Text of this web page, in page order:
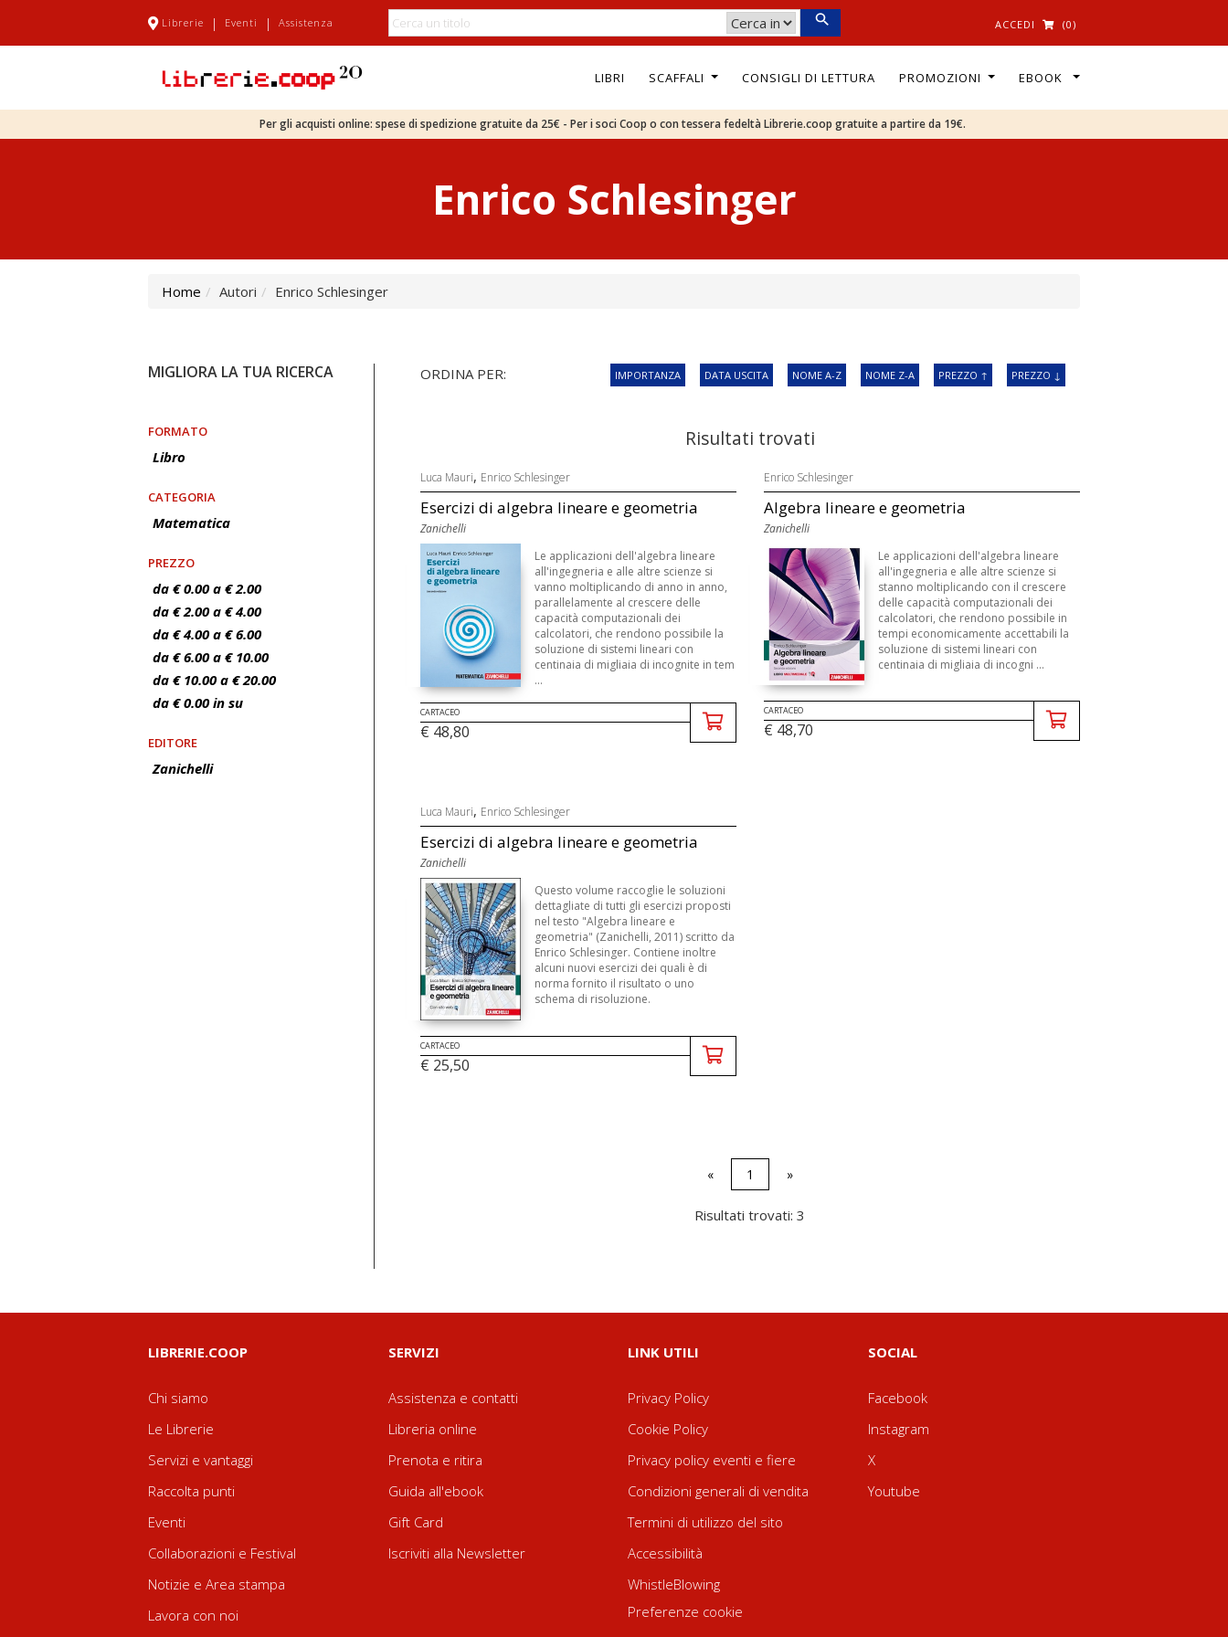
Librerie | Eventi | Assistenza ACCEDI (0)
LIBRI SCAFFALI CONSIGLI DI LETTURA PROMOZIONI EBOOK
Per gli acquisti online: spese di spedizione gratuite da 25€ - Per i soci Coop o con tessera fedeltà Librerie.coop gratuite a partire da 19€.
Enrico Schlesinger
Home Autori Enrico Schlesinger
MIGLIORA LA TUA RICERCA
FORMATO
Libro
CATEGORIA
Matematica
PREZZO
da € 0.00 a € 2.00
da € 2.00 a € 4.00
da € 4.00 a € 6.00
da € 6.00 a € 10.00
da € 10.00 a € 20.00
da € 0.00 in su
EDITORE
Zanichelli
ORDINA PER: IMPORTANZA DATA USCITA NOME A-Z NOME Z-A PREZZO ↑ PREZZO ↓
Risultati trovati
Luca Mauri, Enrico Schlesinger
Esercizi di algebra lineare e geometria
Zanichelli
Le applicazioni dell'algebra lineare
all'ingegneria e alle altre scienze si
vanno moltiplicando di anno in anno,
parallelamente al crescere delle
capacità computazionali dei
calcolatori, che rendono possibile la
soluzione di sistemi lineari con
centinaia di migliaia di incognite in tem
...
CARTACEO
€ 48,80
Enrico Schlesinger
Algebra lineare e geometria
Zanichelli
Le applicazioni dell'algebra lineare
all'ingegneria e alle altre scienze si
stanno moltiplicando con il crescere
delle capacità computazionali dei
calcolatori, che rendono possibile in
tempi economicamente accettabili la
soluzione di sistemi lineari con
centinaia di migliaia di incogni ...
CARTACEO
€ 48,70
Luca Mauri, Enrico Schlesinger
Esercizi di algebra lineare e geometria
Zanichelli
Questo volume raccoglie le soluzioni
dettagliate di tutti gli esercizi proposti
nel testo "Algebra lineare e
geometria" (Zanichelli, 2011) scritto da
Enrico Schlesinger. Contiene inoltre
alcuni nuovi esercizi dei quali è di
norma fornito il risultato o uno
schema di risoluzione.
CARTACEO
€ 25,50
« 1 »
Risultati trovati: 3
LIBRERIE.COOP
Chi siamo
Le Librerie
Servizi e vantaggi
Raccolta punti
Eventi
Collaborazioni e Festival
Notizie e Area stampa
Lavora con noi
SERVIZI
Assistenza e contatti
Libreria online
Prenota e ritira
Guida all'ebook
Gift Card
Iscriviti alla Newsletter
LINK UTILI
Privacy Policy
Cookie Policy
Privacy policy eventi e fiere
Condizioni generali di vendita
Termini di utilizzo del sito
Accessibilità
WhistleBlowing
Preferenze cookie
SOCIAL
Facebook
Instagram
X
Youtube